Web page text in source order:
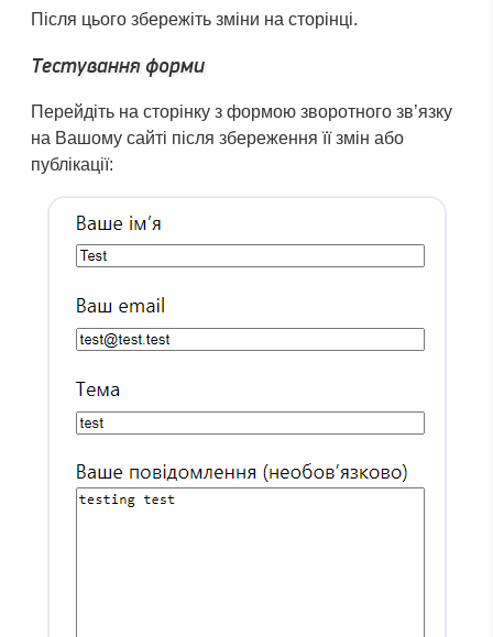
Після цього збережіть зміни на сторінці.
Тестування форми
Перейдіть на сторінку з формою зворотного зв’язку
на Вашому сайті після збереження її змін або
публікації: